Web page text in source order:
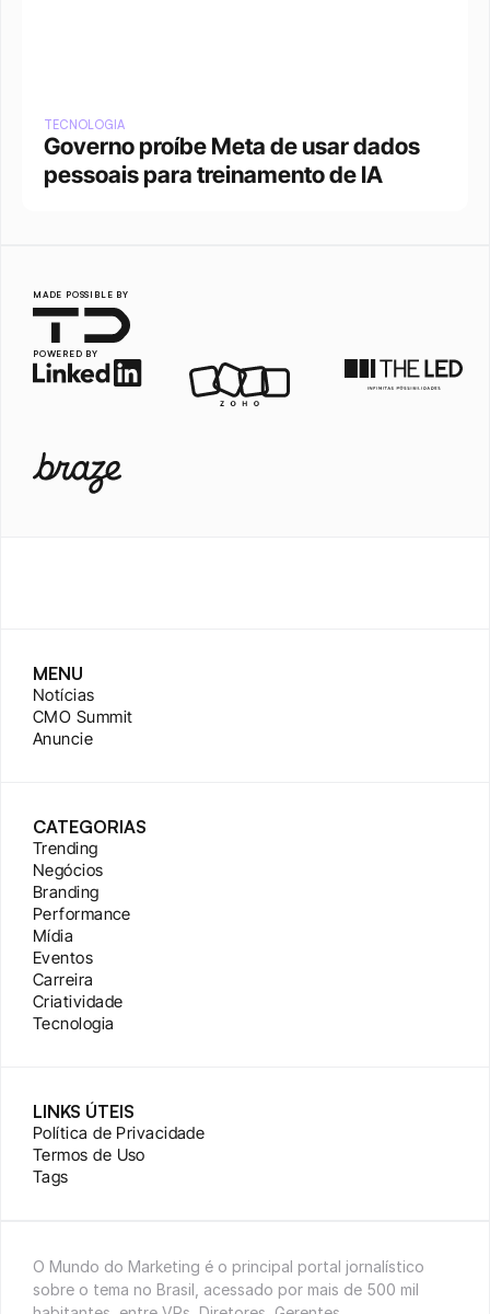
TECNOLOGIA
Governo proíbe Meta de usar dados
pessoais para treinamento de IA
MADE POSSIBLE BY
POWERED BY
MENU
Notícias
CMO Summit
Anuncie
CATEGORIAS
Trending
Negócios
Branding
Performance
Mídia
Eventos
Carreira
Criatividade
Tecnologia
LINKS ÚTEIS
Política de Privacidade
Termos de Uso
Tags
O Mundo do Marketing é o principal portal jornalístico
sobre o tema no Brasil, acessado por mais de 500 mil